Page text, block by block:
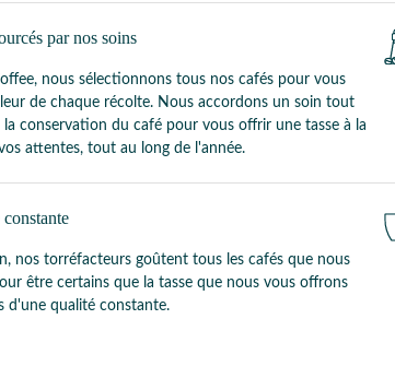
par nos soins
nous sélectionnons tous nos cafés pour vous
de chaque récolte. Nous accordons un soin tout
la conservation du café pour vous offrir une tasse à la
attentes, tout au long de l'année.
nos torréfacteurs goûtent tous les cafés que nous
être certains que la tasse que nous vous offrons
d'une qualité constante.